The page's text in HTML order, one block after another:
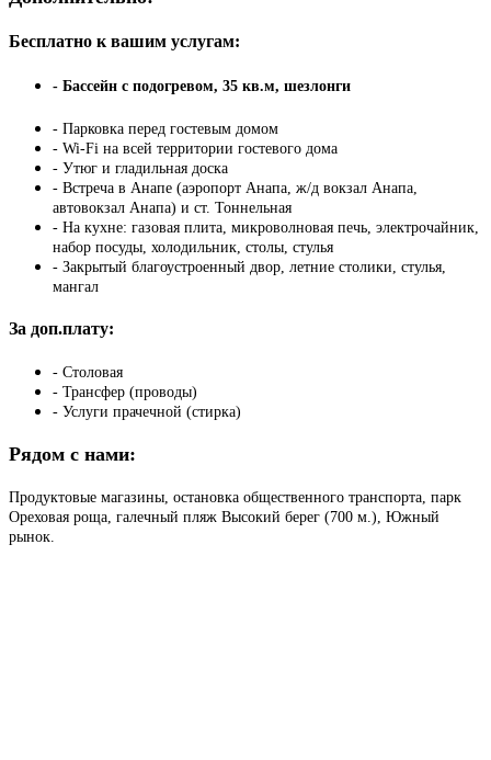
Бесплатно к вашим услугам:
- Бассейн с подогревом, 35 кв.м, шезлонги
- Парковка перед гостевым домом
- Wi-Fi на всей территории гостевого дома
- Утюг и гладильная доска
- Встреча в Анапе (аэропорт Анапа, ж/д вокзал Анапа,
автовокзал Анапа) и ст. Тоннельная
- На кухне: газовая плита, микроволновая печь, электрочайник,
набор посуды, холодильник, столы, стулья
- Закрытый благоустроенный двор, летние столики, стулья,
мангал
За доп.плату:
- Столовая
- Трансфер (проводы)
- Услуги прачечной (стирка)
Рядом с нами:
Продуктовые магазины, остановка общественного транспорта, парк
Ореховая роща, галечный пляж Высокий берег (700 м.), Южный
рынок.